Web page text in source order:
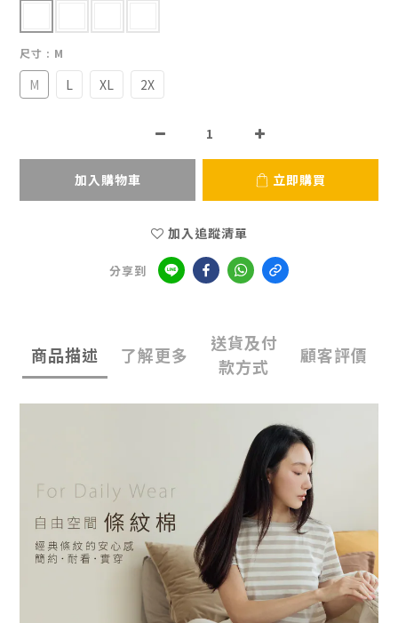
尺寸 : M
M L XL 2X
加入購物車 立即購買
加入追蹤清單
分享到
商品描述 了解更多
送貨及付
款方式
顧客評價